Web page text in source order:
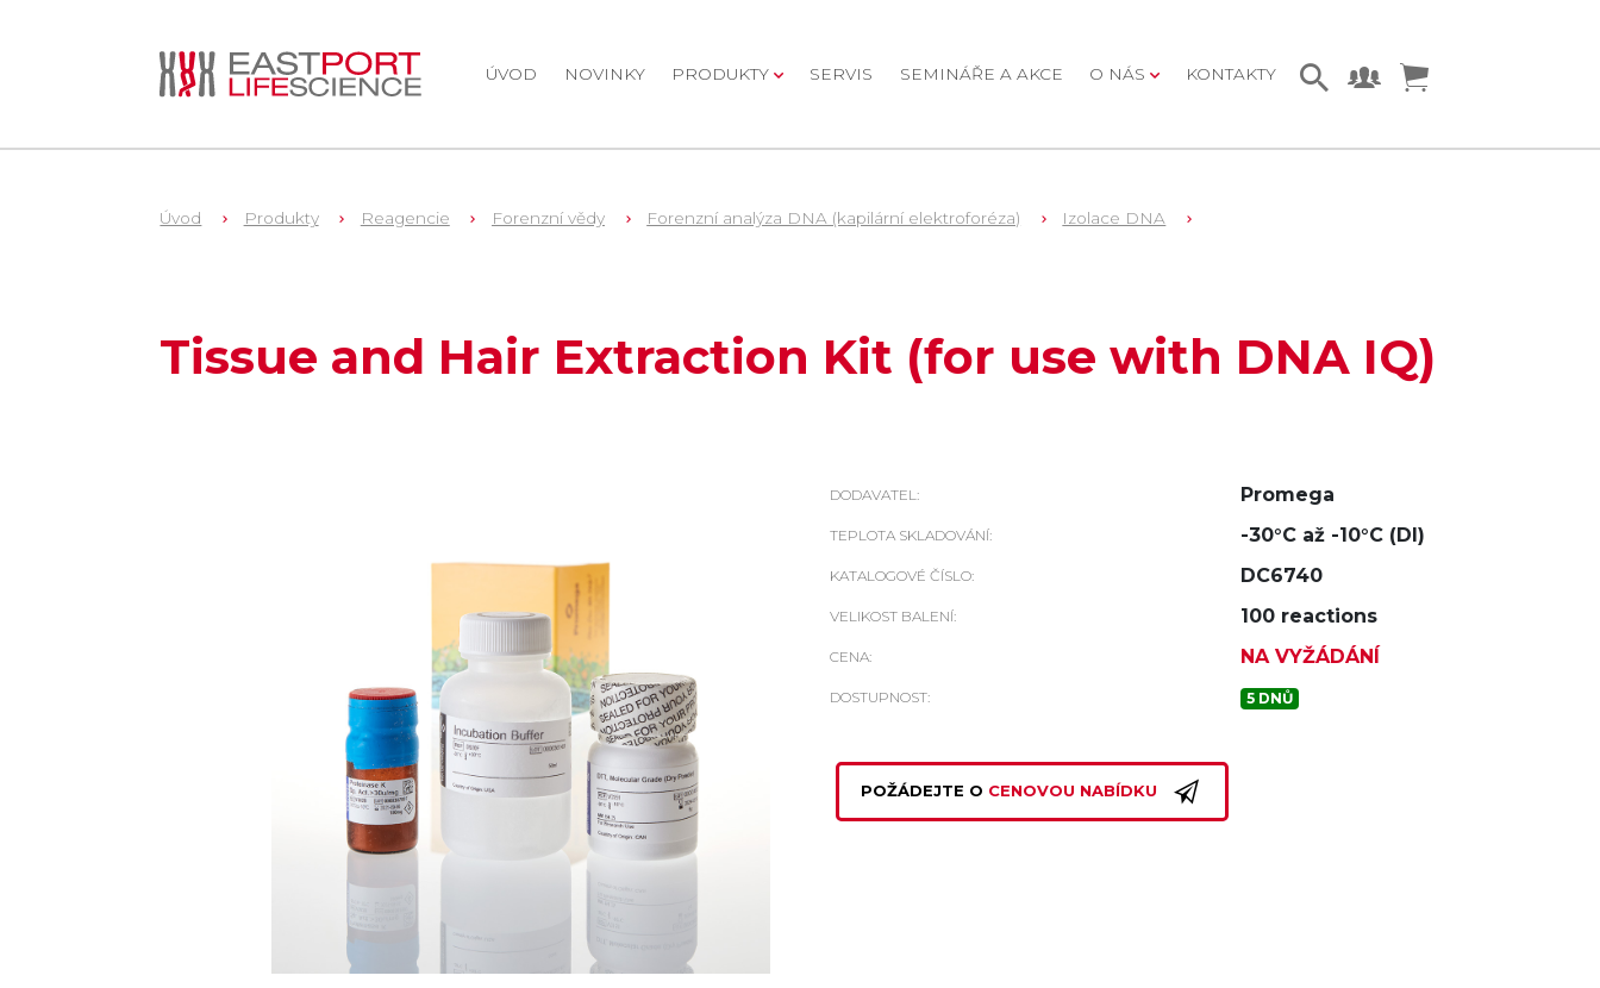
ÚVOD NOVINKY PRODUKTY SERVIS SEMINÁŘE A AKCE O NÁS KONTAKTY
Úvod Produkty Reagencie Forenzní vědy Forenzní analýza DNA (kapilární elektroforéza) Izolace DNA
Tissue and Hair Extraction Kit (for use with DNA IQ)
DODAVATEL: Promega
TEPLOTA SKLADOVÁNÍ: -30°C až -10°C (DI)
KATALOGOVÉ ČÍSLO: DC6740
VELIKOST BALENÍ: 100 reactions
CENA: NA VYŽÁDÁNÍ
DOSTUPNOST: 5 DNŮ
POŽÁDEJTE O CENOVOU NABÍDKU